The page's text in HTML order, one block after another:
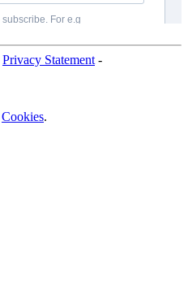
Privacy Statement-
Cookies.